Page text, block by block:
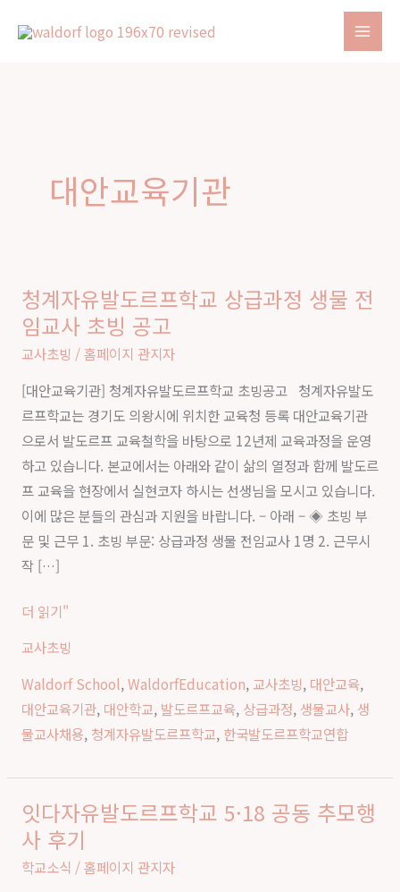
대안교육기관
청계자유발도르프학교 상급과정 생물 전
임교사 초빙 공고
교사초빙 /홈페이지 관지자
[대안교육기관] 청계자유발도르프학교 초빙공고 청계자유발도
르프학교는 경기도 의왕시에 위치한 교육청 등록 대안교육기관
으로서 발도르프 교육철학을 바탕으로 12년제 교육과정을 운영
하고 있습니다. 본교에서는 아래와 같이 삶의 열정과 함께 발도르
프 교육을 현장에서 실현코자 하시는 선생님을 모시고 있습니다.
이에 많은 분들의 관심과 지원을 바랍니다. – 아래 – ◈ 초빙 부
문 및 근무 1. 초빙 부문: 상급과정 생물 전임교사 1명 2. 근무시
작 […]
청
계
자
발
도
르
프
학
교
상
급
정
생
임
교
사
빙
공
고
더 읽기"
교사초빙
Waldorf School,WaldorfEducation, 교사초빙, 대안교육,
대안교육기관, 대안학교, 발도르프교육, 상급과정,생물교사,생
물교사채용, 청계자유발도르프학교, 한국발도르프학교연합
잇다자유발도르프학교 5·18 공동 추모행
사 후기
학교소식 /홈페이지 관지자
잇
다
자